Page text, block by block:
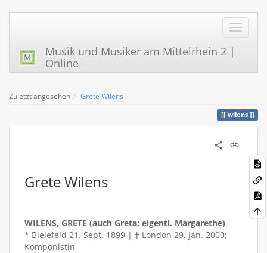
Musik und Musiker am Mittelrhein 2 |
Online
Zuletzt angesehen Grete Wilens
wilens
Grete Wilens
WILENS, GRETE (auch Greta; eigentl. Margarethe)
* Bielefeld 21. Sept. 1899 | † London 29. Jan. 2000;
Komponistin